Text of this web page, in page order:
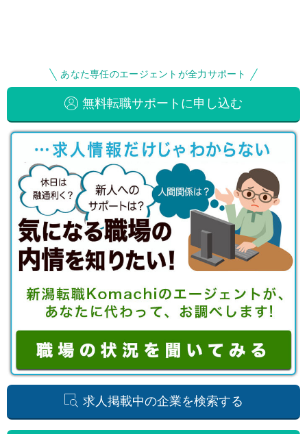
あなた専任のエージェントが全力サポート
無料転職サポートに申し込む
求人掲載中の企業を検索する